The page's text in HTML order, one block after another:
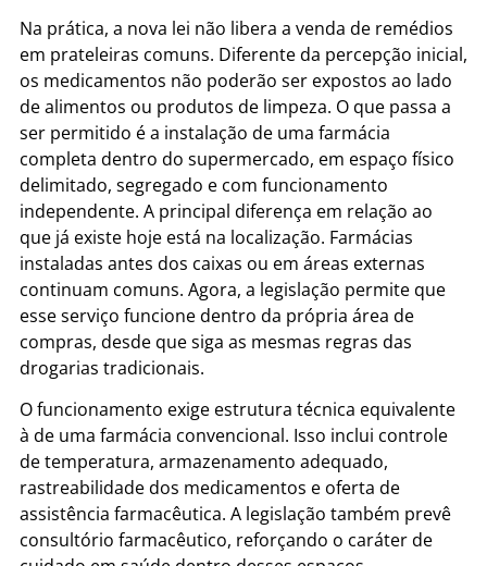
Na prática, a nova lei não libera a venda de remédios
em prateleiras comuns. Diferente da percepção inicial,
os medicamentos não poderão ser expostos ao lado
de alimentos ou produtos de limpeza. O que passa a
ser permitido é a instalação de uma farmácia
completa dentro do supermercado, em espaço físico
delimitado, segregado e com funcionamento
independente. A principal diferença em relação ao
que já existe hoje está na localização. Farmácias
instaladas antes dos caixas ou em áreas externas
continuam comuns. Agora, a legislação permite que
esse serviço funcione dentro da própria área de
compras, desde que siga as mesmas regras das
drogarias tradicionais.
O funcionamento exige estrutura técnica equivalente
à de uma farmácia convencional. Isso inclui controle
de temperatura, armazenamento adequado,
rastreabilidade dos medicamentos e oferta de
assistência farmacêutica. A legislação também prevê
consultório farmacêutico, reforçando o caráter de